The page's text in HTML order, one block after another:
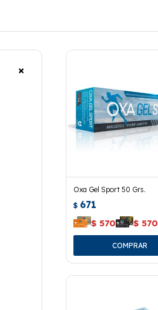
Oxa Gel Sport 50 Grs.
$ 671
$ 570 $ 570